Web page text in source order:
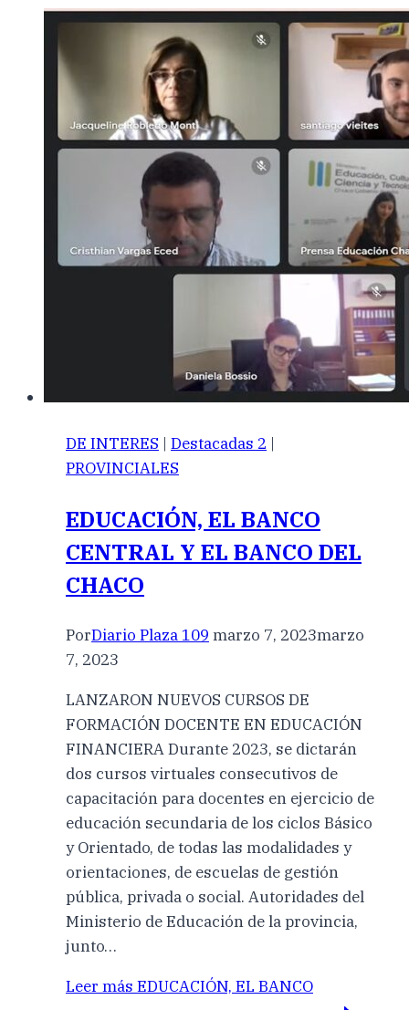
DE INTERES | Destacadas 2 |
PROVINCIALES
EDUCACIÓN, EL BANCO
CENTRAL Y EL BANCO DEL
CHACO
PorDiario Plaza 109 marzo 7, 2023marzo
7, 2023
LANZARON NUEVOS CURSOS DE
FORMACIÓN DOCENTE EN EDUCACIÓN
FINANCIERA Durante 2023, se dictarán
dos cursos virtuales consecutivos de
capacitación para docentes en ejercicio de
educación secundaria de los ciclos Básico
y Orientado, de todas las modalidades y
orientaciones, de escuelas de gestión
pública, privada o social. Autoridades del
Ministerio de Educación de la provincia,
junto…
Leer más EDUCACIÓN, EL BANCO